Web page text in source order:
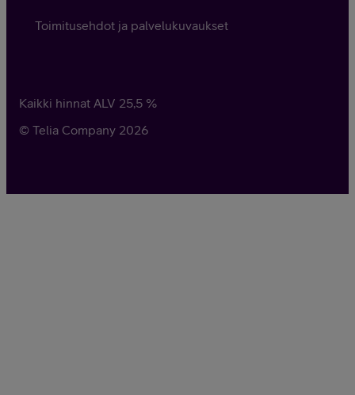
Toimitusehdot ja palvelukuvaukset
Kaikki hinnat ALV 25,5 %
© Telia Company 2026